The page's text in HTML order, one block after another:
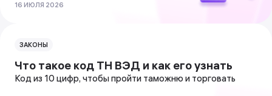
16 ИЮЛЯ 2026
ЗАКОНЫ
Что такое код ТН ВЭД и как его узнать
Код из 10 цифр, чтобы пройти таможню и торговать